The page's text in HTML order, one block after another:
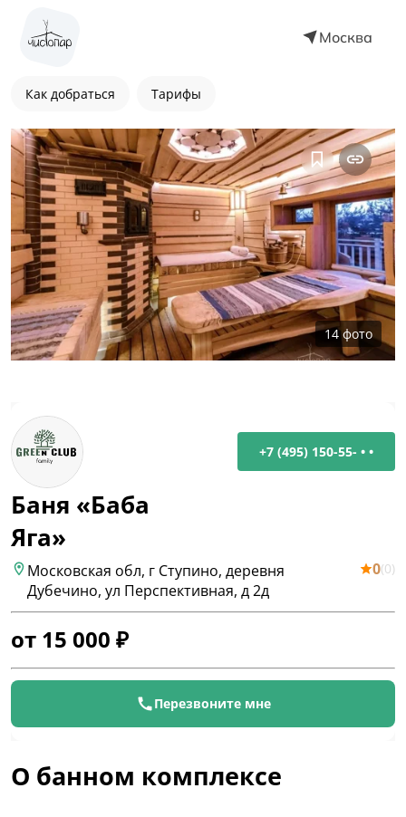
Москва
Как добраться Тарифы
14фото
+7 (495) 150-55- • •
Баня «Баба
Яга»
Московская обл, г Ступино, деревня
Дубечино, ул Перспективная, д 2д
0(0)
от 15 000 ₽
Перезвоните мне
О банном комплексе